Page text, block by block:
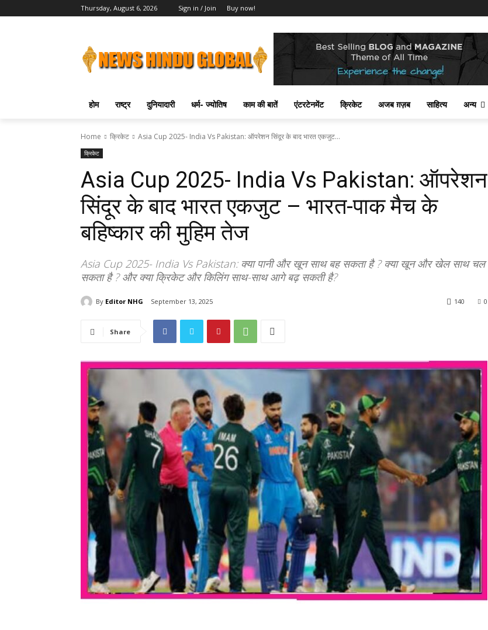
Thursday, August 6, 2026 Sign in / Join Buy now!
होम राष्ट्र दुनियादारी धर्म- ज्योतिष काम की बातें एंटरटेनमेंट क्रिकेट अजब ग़ज़ब साहित्य अन्य
Home क्रिकेट Asia Cup 2025- India Vs Pakistan: ऑपरेशन सिंदूर के बाद भारत एकजुट...
क्रिकेट
Asia Cup 2025- India Vs Pakistan: ऑपरेशन
सिंदूर के बाद भारत एकजुट – भारत-पाक मैच के
बहिष्कार की मुहिम तेज
Asia Cup 2025- India Vs Pakistan: क्या पानी और खून साथ बह सकता है ? क्या खून और खेल साथ चल
सकता है ? और क्या क्रिकेट और किलिंग साथ-साथ आगे बढ़ सकती है?
By Editor NHG September 13, 2025 0
140
Share